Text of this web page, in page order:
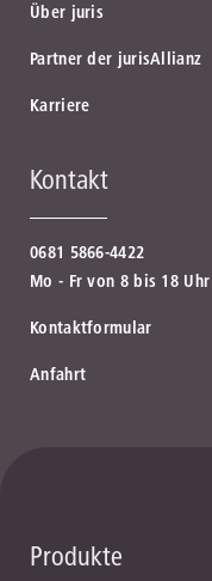
Über juris
Partner der jurisAllianz
Karriere
Kontakt
0681 5866-4422
Mo - Fr von 8 bis 18 Uhr
Kontaktformular
Anfahrt
Produkte